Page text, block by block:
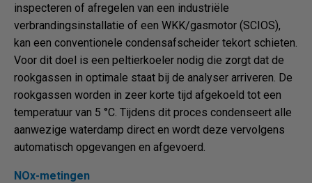
inspecteren of afregelen van een industriële
verbrandingsinstallatie of een WKK/gasmotor (SCIOS),
kan een conventionele condensafscheider tekort schieten.
Voor dit doel is een peltierkoeler nodig die zorgt dat de
rookgassen in optimale staat bij de analyser arriveren. De
rookgassen worden in zeer korte tijd afgekoeld tot een
temperatuur van 5 °C. Tijdens dit proces condenseert alle
aanwezige waterdamp direct en wordt deze vervolgens
automatisch opgevangen en afgevoerd.
NOx-metingen